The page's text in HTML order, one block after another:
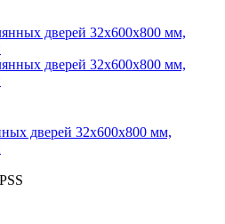
дверей 32x600х800 мм,